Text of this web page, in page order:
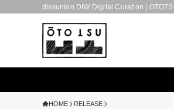
diskunion DIW Digital Curation |
HOME RELEASE